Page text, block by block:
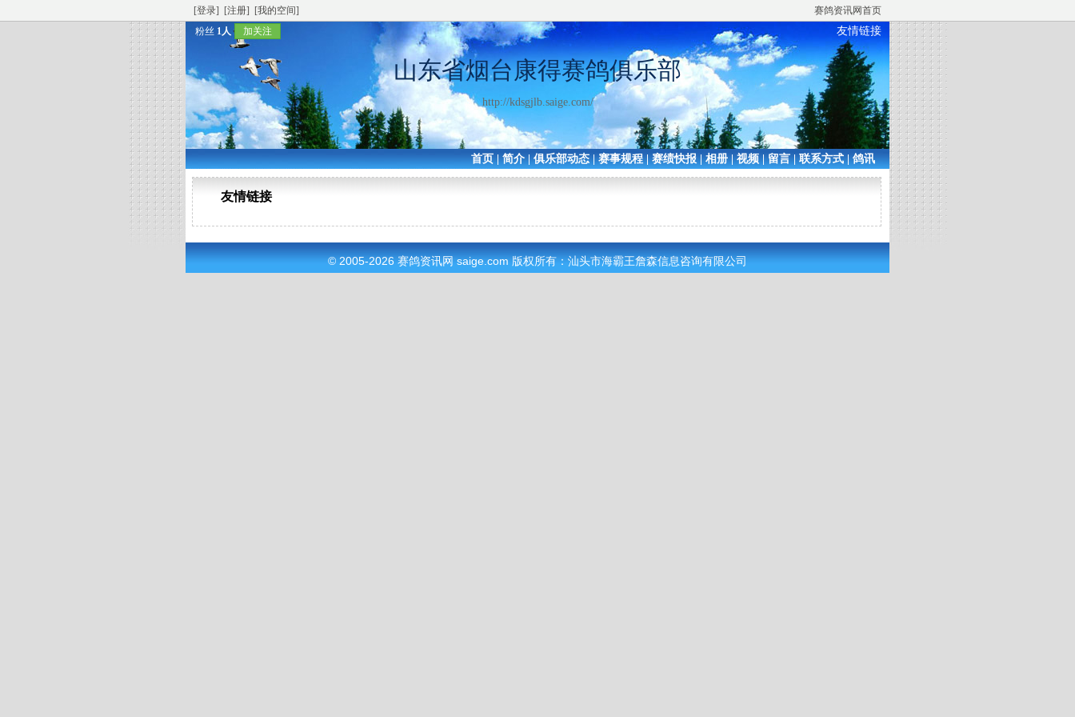
[登录] [注册] [我的空间]
赛鸽资讯网首页
粉丝 1人 加关注 友情链接
山东省烟台康得赛鸽俱乐部
http://kdsgjlb.saige.com/
首页|简介|俱乐部动态|赛事规程|赛绩快报|相册|视频|留言|联系方式|鸽讯
友情链接
© 2005-2026 赛鸽资讯网 saige.com 版权所有：汕头市海霸王詹森信息咨询有限公司